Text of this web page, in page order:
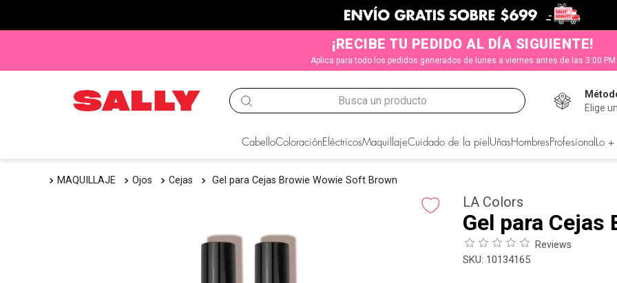
¡RECIBE TU PEDIDO AL DÍA SIGUIENTE!
Aplica para todo los pedidos generados de lunes a viernes antes de las 3:00 PM
Busca un producto
Elige
CabelloColoraciónEléctricosMaquillajeCuidado de la piel Uñas Hombres Profesional Lo
MAQUILLAJE Ojos Cejas Gel para Cejas Browie Wowie Soft Brown
LA Colors
Gel para Cejas
Reviews
: 10134165
TÉRMINOS MÁS BUSCADOS
. igora